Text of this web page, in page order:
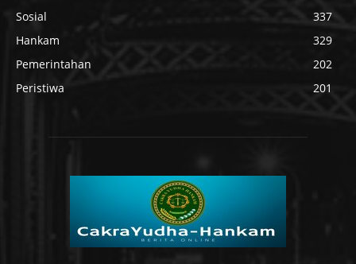
Sosial
337
Hankam
329
Pemerintahan
202
Peristiwa
201